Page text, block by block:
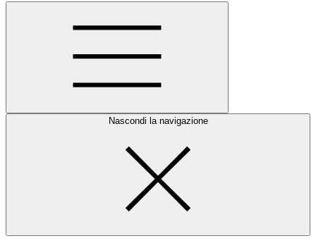
Nascondi la navigazione